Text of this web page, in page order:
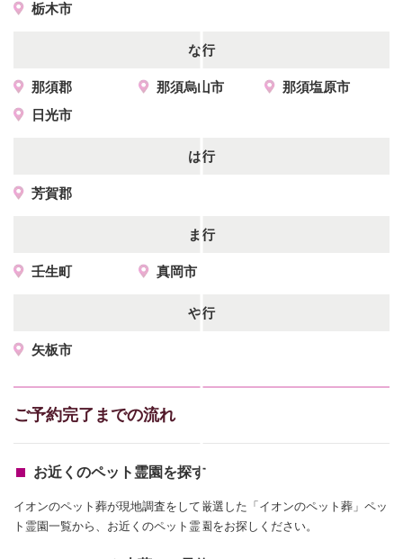
栃木市
な行
那須郡 那須烏山市
那須塩原市
日光市
は行
芳賀郡
ま行
壬生町 真岡市
や行
矢板市
ご予約完了までの流れ
お近くのペット霊園を探す
イオンのペット葬が現地調査をして厳選した「イオンのペット葬」ペッ
ト霊園一覧から、お近くのペット霊園をお探しください。